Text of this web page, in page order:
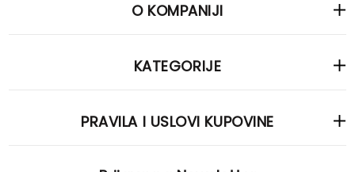
O KOMPANIJI
KATEGORIJE
PRAVILA I USLOVI KUPOVINE